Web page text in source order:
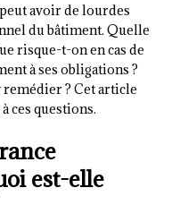
avoir de lourdes
du bâtiment. Quelle
risque-t-on en cas de
à ses obligations ?
? Cet article
ces questions.
est-elle